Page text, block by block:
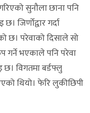
सुनौला छाना पनि
जिर्णोद्वार गर्दा
छ। परेवाको दिसाले सो
भएकाले पनि परेवा
विगतमा बर्डफ्लु
थियो। फेरि लुकीछिपी